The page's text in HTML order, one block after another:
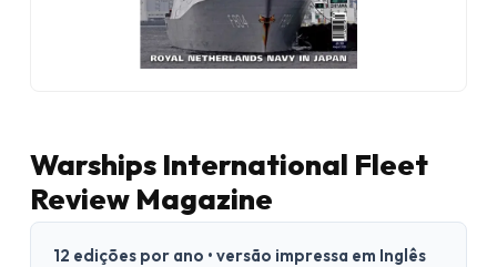
Warships International Fleet
Review Magazine
12 edições por ano • versão impressa em Inglês